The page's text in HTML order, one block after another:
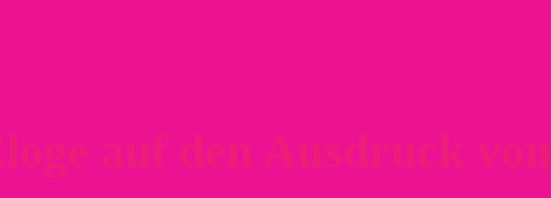
auf den Ausdruck von